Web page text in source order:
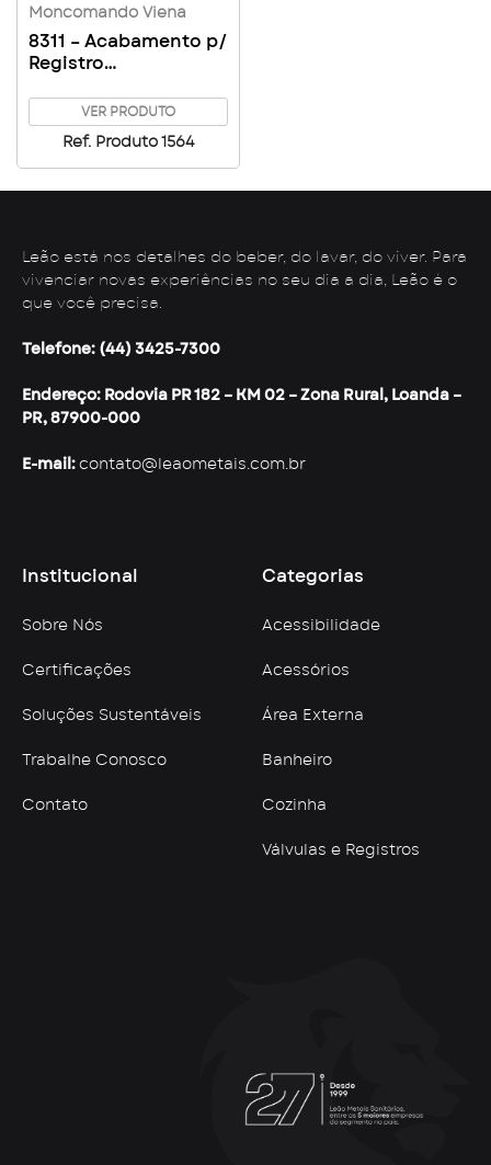
Moncomando Viena
8311 – Acabamento p/
Registro
para Base Leão/Deca
VER PRODUTO
Ref. Produto 1564
Leão está nos detalhes do beber, do lavar, do viver. Para
vivenciar novas experiências no seu dia a dia, Leão é o
que você precisa.
Telefone: (44) 3425-7300
Endereço: Rodovia PR 182 – KM 02 – Zona Rural, Loanda –
PR, 87900-000
E-mail: contato@leaometais.com.br
Institucional
Sobre Nós
Certificações
Soluções Sustentáveis
Trabalhe Conosco
Contato
Categorias
Acessibilidade
Acessórios
Área Externa
Banheiro
Cozinha
Válvulas e Registros